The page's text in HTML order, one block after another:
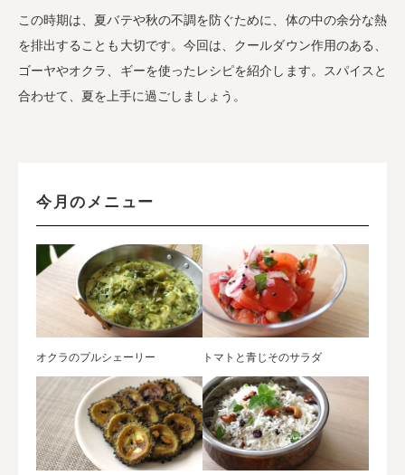
この時期は、夏バテや秋の不調を防ぐために、体の中の余分な熱
を排出することも大切です。今回は、クールダウン作用のある、
ゴーヤやオクラ、ギーを使ったレシピを紹介します。スパイスと
合わせて、夏を上手に過ごしましょう。
今月のメニュー
オクラのプルシェーリー トマトと青じそのサラダ